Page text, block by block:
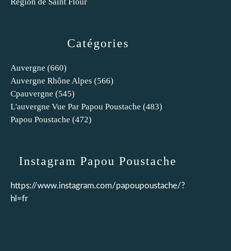
Catégories
Auvergne (660)
Auvergne Rhône Alpes (566)
Cpauvergne (545)
L'auvergne Vue Par Papou Poustache (483)
Papou Poustache (472)
Instagram Papou Poustache
https://www.instagram.com/papoupoustache/?
hl=fr